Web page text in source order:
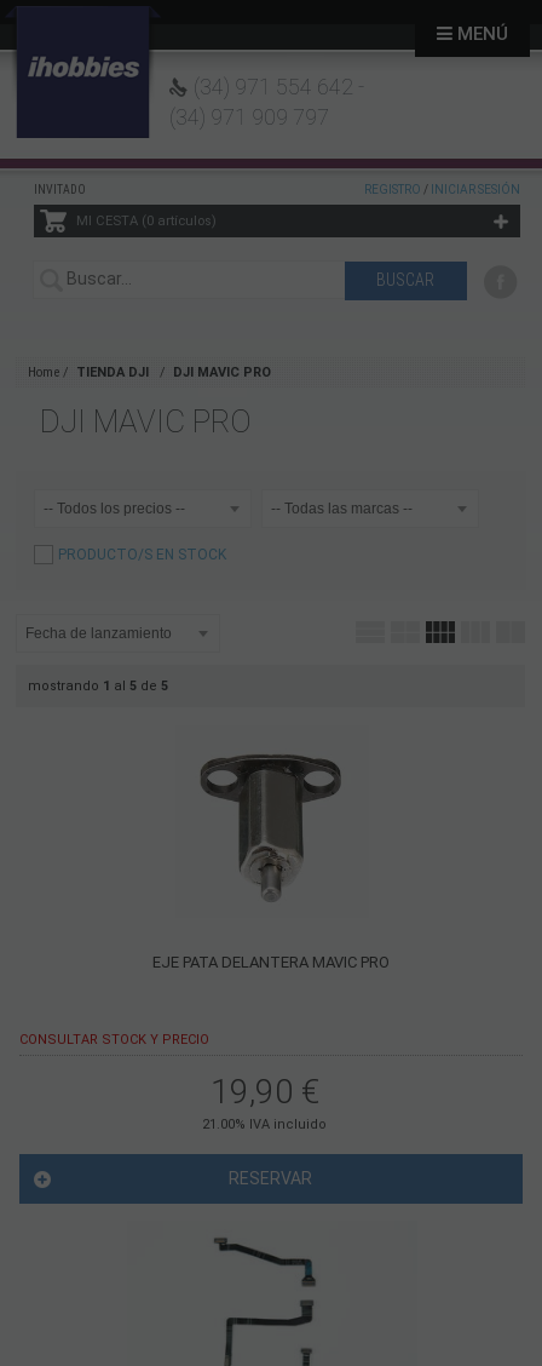
(34) 971 554 642 -
(34) 971 909 797
INVITADO REGISTRO / INICIAR SESIÓN
MI CESTA 0artículos
MENÚ
Home TIENDA DJI DJI MAVIC PRO
DJI MAVIC PRO
PRODUCTO/S EN STOCK
mostrando 1 al 5 de 5
EJE PATA DELANTERA MAVIC PRO
CONSULTAR STOCK Y PRECIO
19,90 €
21.00% IVA incluido
RESERVAR